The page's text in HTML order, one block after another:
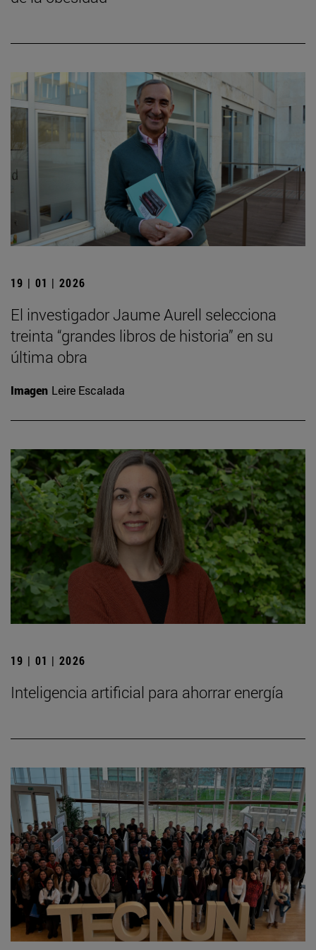
19 | 01 | 2026
El investigador Jaume Aurell selecciona
treinta “grandes libros de historia” en su
última obra
Imagen Leire Escalada
19 | 01 | 2026
Inteligencia artificial para ahorrar energía